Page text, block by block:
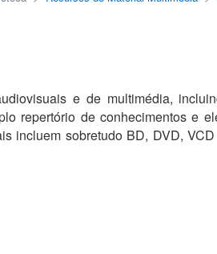
e de multimédia,
repertório de conhecimentos e
incluem sobretudo BD, DVD,